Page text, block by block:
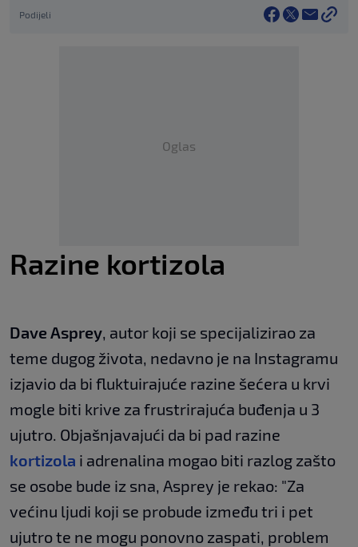
Podijeli
Oglas
Razine kortizola
Dave Asprey , autor koji se specijalizirao za
teme dugog života, nedavno je na Instagramu
izjavio da bi fluktuirajuće razine šećera u krvi
mogle biti krive za frustrirajuća buđenja u 3
ujutro. Objašnjavajući da bi pad razine
kortizola i adrenalina mogao biti razlog zašto
se osobe bude iz sna, Asprey je rekao: "Za
većinu ljudi koji se probude između tri i pet
ujutro te ne mogu ponovno zaspati, problem